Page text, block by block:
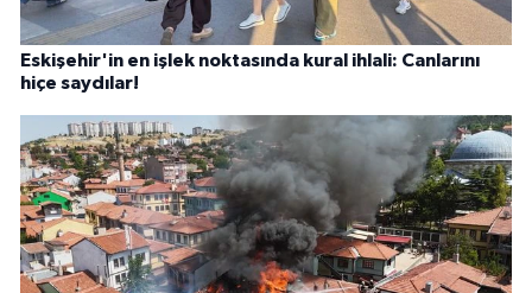
Eskişehir'in en işlek noktasında kural ihlali: Canlarını
hiçe saydılar!